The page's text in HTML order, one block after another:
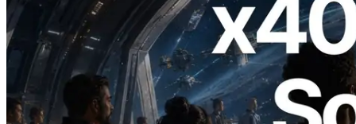
2026.07.04
ERPC, x402 지원 Solana RPC 공개 — AI
에이전트가 필요한 API에 온디맨드로 결